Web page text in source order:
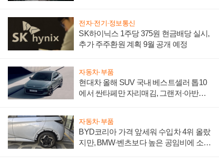
전자·전기·정보통신
SK하이닉스 1주당 375원 현금배당 실시,
추가 주주환원 계획 9월 공개 예정
자동차·부품
현대차 올해 SUV 국내 베스트셀러 톱10
에서 싼타페만 자리매김, 그랜저·아반떼
자동차·부품
BYD코리아 가격 앞세워 수입차 4위 올랐
지만, BMW·벤츠보다 높은 공임비에 소비